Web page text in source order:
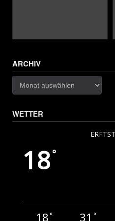
ARCHIV
WETTER
18°
18° 31 °